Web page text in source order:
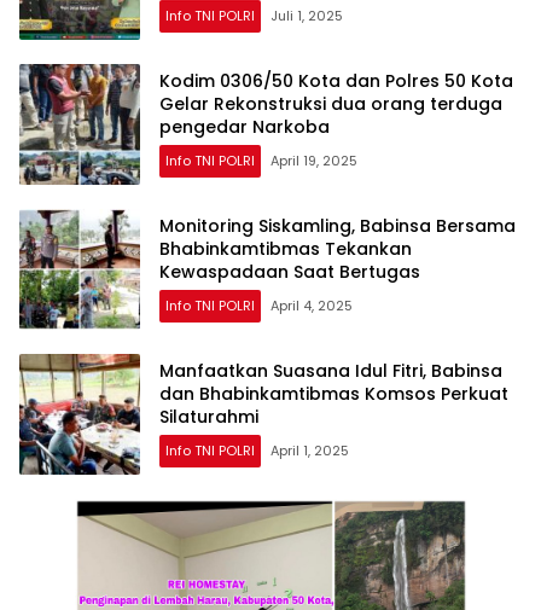
Info TNI POLRI Juli 1, 2025
Kodim 0306/50 Kota dan Polres 50 Kota
Gelar Rekonstruksi dua orang terduga
pengedar Narkoba
Info TNI POLRI April 19, 2025
Monitoring Siskamling, Babinsa Bersama
Bhabinkamtibmas Tekankan
Kewaspadaan Saat Bertugas
Info TNI POLRI April 4, 2025
Manfaatkan Suasana Idul Fitri, Babinsa
dan Bhabinkamtibmas Komsos Perkuat
Silaturahmi
Info TNI POLRI April 1, 2025